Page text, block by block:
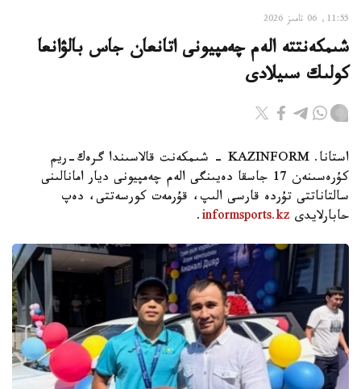
11:55, 06 تامىز 2026
شىمكەنتتە الەم چەمپيونى اتانعان جاس بالۋانعا
كولىك سىيلادى
استانا. KAZINFORM - شىمكەنت قالاسىندا گرەك-ريم
كۇرەسىنەن 17 جاسقا دەيىنگى الەم چەمپيونى ديار امانالىنى
سالتاناتتى تۇردە قارسى الىپ، قۇرمەت كورسەتتى، دەپ
حابارلايدى informsports.kz
.